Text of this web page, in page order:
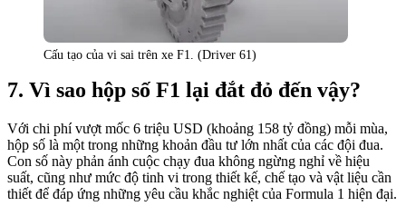
Cấu tạo của vi sai trên xe F1. (Driver 61)
Vì sao hộp số F1 lại đắt đỏ đến vậy?
Với chi phí vượt mốc 6 triệu USD (khoảng 158 tỷ đồng) mỗi mùa,
hộp số là một trong những khoản đầu tư lớn nhất của các đội đua.
Con số này phản ánh cuộc chạy đua không ngừng nghỉ về hiệu
suất, cũng như mức độ tinh vi trong thiết kế, chế tạo và vật liệu cần
thiết để đáp ứng những yêu cầu khắc nghiệt của Formula 1 hiện đại.